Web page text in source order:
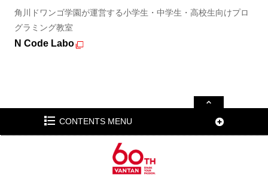
角川ドワンゴ学園が運営する小学生・中学生・高校生向けプロ
グラミング教室
N Code Labo
CONTENTS MENU